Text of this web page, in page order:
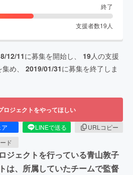
終了
支援者数19 人
12/11に募集を開始し、 19人の支援
め、 2019/01/31に募集を終了しま
ロジェクトをやってほしい
LINEで送る
URLコピー
ド
ジェクトを行っている青山敦子
は、所属していたチームで監督